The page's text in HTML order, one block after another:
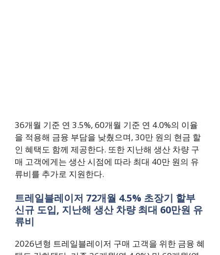
36개월 기준 연 3.5%, 60개월 기준 연 4.0%의 이율
을 적용해 금융 부담을 낮췄으며, 30만 원의 현금 할
인 혜택도 함께 제공한다. 또한 지난해 생산 차량 구
매 고객에게는 생산 시점에 따라 최대 40만 원의 유
류비를 추가로 지원한다.
트레일블레이저 72개월 4.5% 초장기 할부
신규 도입, 지난해 생산 차량 최대 60만원 유
류비
2026년형 트레일블레이저 구매 고객을 위한 금융 혜